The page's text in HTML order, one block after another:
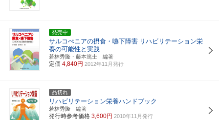
発売中
サルコぺニアの摂食・嚥下障害 リハビリテーション栄
養の可能性と実践
若林秀隆・藤本篤士 編著
定価 4,840円 2012年11月発行
品切れ
リハビリテーション栄養ハンドブック
若林秀隆 編著
発行時参考価格 3,600円 2010年11月発行